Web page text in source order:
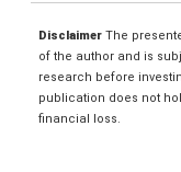
Disclaimer The
of the author and is
research before
publication does not
financial loss.